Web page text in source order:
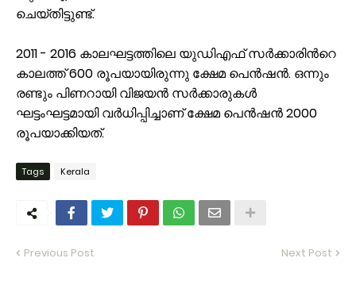
ചെയ്തിട്ടുണ്ട്.
2011 - 2016 കാലഘട്ടത്തിലെ യുഡിഎഫ് സർക്കാരിന്‍റെ
കാലത്ത് 600 രൂപയായിരുന്നു ക്ഷേമ പെൻഷൻ. ഒന്നും
രണ്ടും പിണറായി വിജയൻ സർക്കാരുകൾ
ഘട്ടംഘട്ടമായി വർധിപ്പിച്ചാണ് ക്ഷേമ പെൻഷൻ 2000
രൂപയാക്കിയത്.
Tags Kerala
Previous Post Next Post